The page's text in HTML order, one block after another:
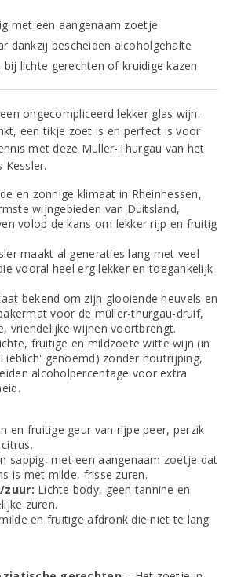
met een aangenaam zoetje
dankzij bescheiden alcoholgehalte
lichte gerechten of kruidige kazen
ongecompliceerd lekker glas wijn.
een tikje zoet is en perfect is voor
met deze Müller-Thurgau van het
Kessler.
en zonnige klimaat in Rheinhessen,
wijngebieden van Duitsland,
volop de kans om lekker rijp en fruitig
maakt al generaties lang met veel
vooral heel erg lekker en toegankelijk
bekend om zijn glooiende heuvels en
voor de müller-thurgau-druif,
vriendelijke wijnen voortbrengt.
fruitige en mildzoete witte wijn (in
genoemd) zonder houtrijping,
alcoholpercentage voor extra
en fruitige geur van rijpe peer, perzik
sappig, met een aangenaam zoetje dat
is met milde, frisse zuren.
zuur: Lichte body, geen tannine en
zuren.
en fruitige afdronk die niet te lang